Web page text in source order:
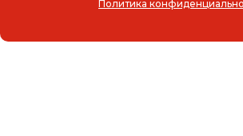
Политика